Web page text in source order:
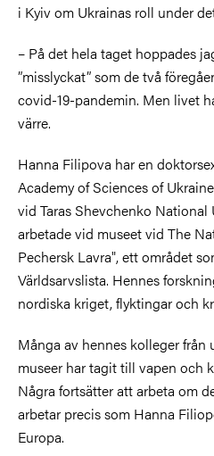
i Kyiv om Ukrainas roll under
– På det hela taget hoppades
”misslyckat” som de två
covid-19-pandemin. Men livet
värre.
Hanna Filipova har en
Academy of Sciences of
vid Taras Shevchenko National
arbetade vid museet vid The
Pechersk Lavra", ett området
Världsarvslista. Hennes
nordiska kriget, flyktingar och
Många av hennes kolleger
museer har tagit till vapen och
Några fortsätter att arbeta om
arbetar precis som Hanna
Europa.